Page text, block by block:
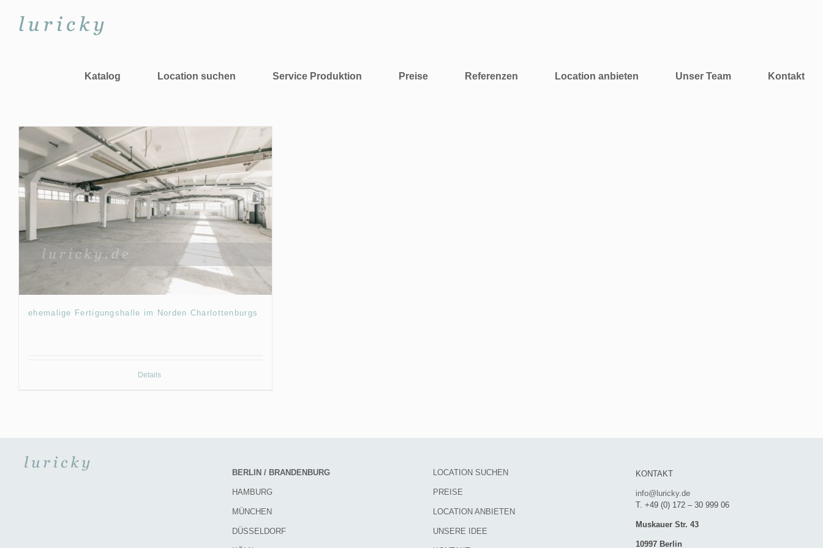
springen
Katalog Location suchen Service Produktion Preise Referenzen Location anbieten Unser Team Kontakt
ehemalige Fertigungshalle im Norden Charlottenburgs
Details
BERLIN / BRANDENBURG
HAMBURG
MÜNCHEN
DÜSSELDORF
LOCATION SUCHEN
PREISE
LOCATION ANBIETEN
UNSERE IDEE
KONTAKT
info@luricky.de
T. +49 (0) 172 – 30 999 06
Muskauer Str. 43
10997 Berlin